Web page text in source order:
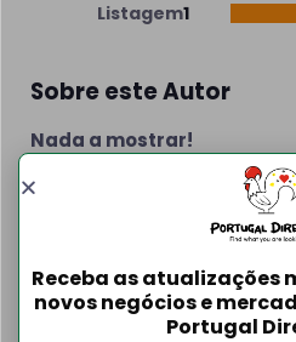
Listagem1
Sobre este Autor
Nada a mostrar!
Informações de
Receba as atualizações
novos negócios e
Portugal